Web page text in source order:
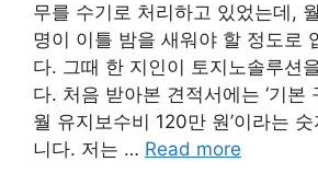
무를 수기로 처리하고 있었는데,
명이 이틀 밤을 새워야 할 정도로
다. 그때 한 지인이 토지노솔루션
다. 처음 받아본 견적서에는 ‘기본
월 유지보수비 120만 원’이라는
니다. 저는 … Read more